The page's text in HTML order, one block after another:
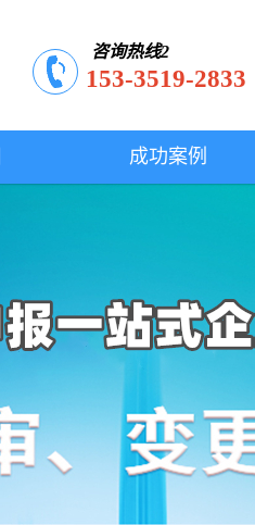
咨询热线2
153-3519-2833
成功案例